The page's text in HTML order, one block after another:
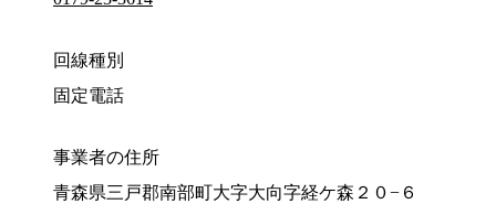
回線種別
固定電話
事業者の住所
青森県三戸郡南部町大字大向字経ケ森２０−６